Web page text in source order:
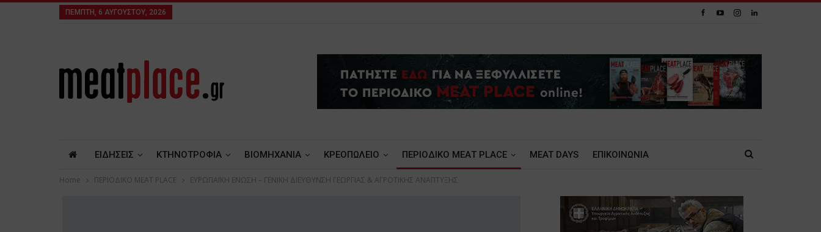
ΠΈΜΠΤΗ, 6 ΑΥΓΟΎΣΤΟΥ, 2026
ΕΙΔΗΣΕΙΣ ΚΤΗΝΟΤΡΟΦΙΑ ΒΙΟΜΗΧΑΝΙΑ ΚΡΕΟΠΩΛΕΙΟ ΠΕΡΙΟΔΙΚΟ ΜΕΑΤ PLACE MEAT DAYS ΕΠΙΚΟΙΝΩΝΙΑ
Home ΠΕΡΙΟΔΙΚΟ ΜΕΑΤ PLACE ΕΥΡΩΠΑΪΚΗ ΕΝΩΣΗ – ΓΕΝΙΚΗ ΔΙΕΥΘΥΝΣΗ ΓΕΩΡΓΙΑΣ & ΑΓΡΟΤΙΚΗΣ ΑΝΑΠΤΥΞΗΣ